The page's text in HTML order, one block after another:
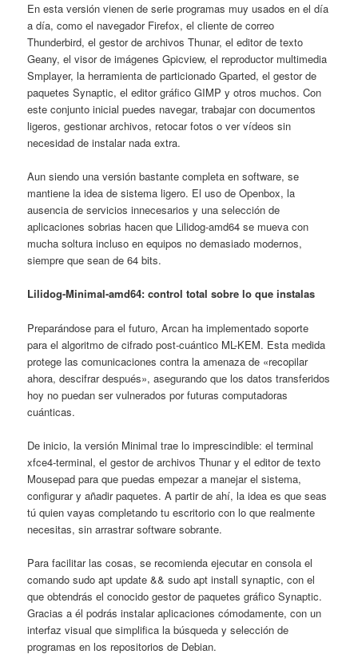
En esta versión vienen de serie programas muy usados en el día
a día, como el navegador Firefox, el cliente de correo
Thunderbird, el gestor de archivos Thunar, el editor de texto
Geany, el visor de imágenes Gpicview, el reproductor multimedia
Smplayer, la herramienta de particionado Gparted, el gestor de
paquetes Synaptic, el editor gráfico GIMP y otros muchos. Con
este conjunto inicial puedes navegar, trabajar con documentos
ligeros, gestionar archivos, retocar fotos o ver vídeos sin
necesidad de instalar nada extra.
Aun siendo una versión bastante completa en software, se
mantiene la idea de sistema ligero. El uso de Openbox, la
ausencia de servicios innecesarios y una selección de
aplicaciones sobrias hacen que Lilidog-amd64 se mueva con
mucha soltura incluso en equipos no demasiado modernos,
siempre que sean de 64 bits.
Lilidog-Minimal-amd64: control total sobre lo que instalas
Preparándose para el futuro, Arcan ha implementado soporte
para el algoritmo de cifrado post-cuántico ML-KEM. Esta medida
protege las comunicaciones contra la amenaza de «recopilar
ahora, descifrar después», asegurando que los datos transferidos
hoy no puedan ser vulnerados por futuras computadoras
cuánticas.
De inicio, la versión Minimal trae lo imprescindible: el terminal
xfce4-terminal, el gestor de archivos Thunar y el editor de texto
Mousepad para que puedas empezar a manejar el sistema,
configurar y añadir paquetes. A partir de ahí, la idea es que seas
tú quien vayas completando tu escritorio con lo que realmente
necesitas, sin arrastrar software sobrante.
Para facilitar las cosas, se recomienda ejecutar en consola el
comando sudo apt update && sudo apt install synaptic, con el
que obtendrás el conocido gestor de paquetes gráfico Synaptic.
Gracias a él podrás instalar aplicaciones cómodamente, con un
interfaz visual que simplifica la búsqueda y selección de
programas en los repositorios de Debian.